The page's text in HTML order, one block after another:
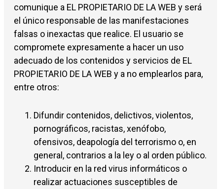
comunique a EL PROPIETARIO DE LA WEB y será
el único responsable de las manifestaciones
falsas o inexactas que realice. El usuario se
compromete expresamente a hacer un uso
adecuado de los contenidos y servicios de EL
PROPIETARIO DE LA WEB y a no emplearlos para,
entre otros:
Difundir contenidos, delictivos, violentos,
pornográficos, racistas, xenófobo,
ofensivos, deapología del terrorismo o, en
general, contrarios a la ley o al orden público.
Introducir en la red virus informáticos o
realizar actuaciones susceptibles de